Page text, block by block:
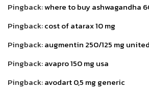
Pingback:where to buy ashwagandha
Pingback:cost of atarax 10 mg
Pingback:augmentin 250/125 mg
Pingback:avapro 150 mg usa
Pingback:avodart 0,5 mg generic